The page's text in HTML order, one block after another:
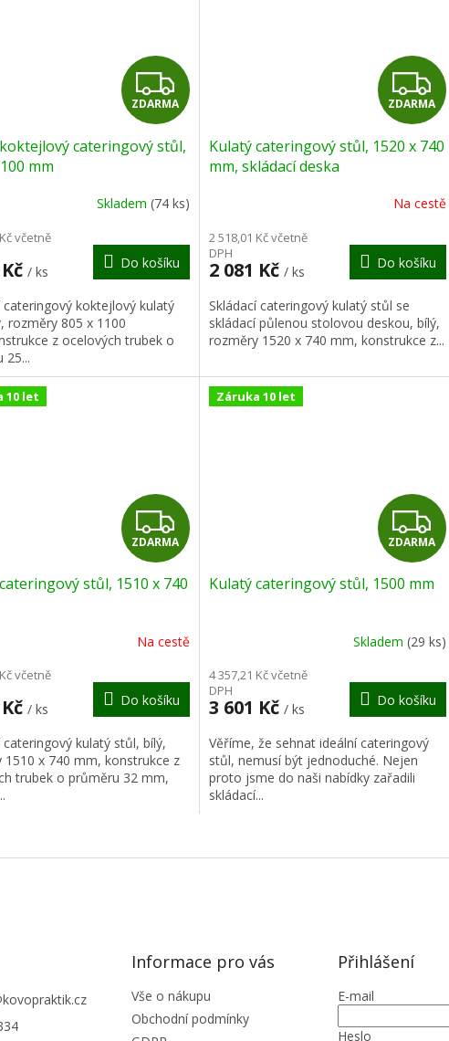
Z
D
A
R
M
A
ZDARMA
cateringový stůl,
mm
Skladem (74 ks)
včetně
/ ks
Do košíku
cateringový koktejlový kulatý
rozměry 805 x 1100
z ocelových trubek o
25...
Z
D
A
R
M
A
ZDARMA
Kulatý cateringový stůl, 1520 x 740
mm, skládací deska
Na cestě
2 518,01 Kč včetně
DPH
2 081 Kč / ks
Do košíku
Skládací cateringový kulatý stůl se
skládací půlenou stolovou deskou, bílý,
rozměry 1520 x 740 mm, konstrukce z...
10 let
Z
D
A
R
M
A
ZDARMA
stůl, 1510 x 740
Na cestě
včetně
/ ks
Do košíku
cateringový kulatý stůl, bílý,
1510 x 740 mm, konstrukce z
trubek o průměru 32 mm,
Záruka 10 let
Z
D
A
R
M
A
ZDARMA
Kulatý cateringový stůl, 1500 mm
Skladem (29 ks)
4 357,21 Kč včetně
DPH
3 601 Kč / ks
Do košíku
Věříme, že sehnat ideální cateringový
stůl, nemusí být jednoduché. Nejen
proto jsme do naši nabídky zařadili
skládací...
v
kovopraktik.cz
Informace pro vás
Vše o nákupu
Obchodní podmínky
Přihlášení
E-mail
Heslo